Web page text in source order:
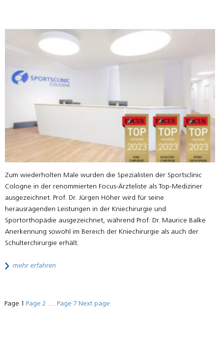
Zum wiederholten Male wurden die Spezialisten der Sportsclinic
Cologne in der renommierten Focus-Ärzteliste als Top-Mediziner
ausgezeichnet. Prof. Dr. Jürgen Höher wird für seine
herausragenden Leistungen in der Kniechirurgie und
Sportorthopädie ausgezeichnet, während Prof. Dr. Maurice Balke
Anerkennung sowohl im Bereich der Kniechirurgie als auch der
Schulterchirurgie erhält.
mehr erfahren
POSTS
Page 1 Page2 … Page 7 Next page